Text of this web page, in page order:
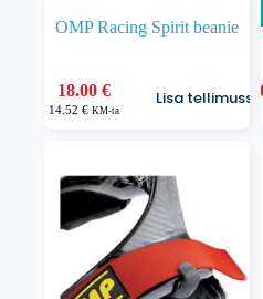
OMP Racing Spirit beanie
18.00€
14.52€ KM-ta
Lisa tellimusse